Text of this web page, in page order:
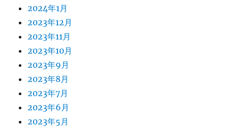
2024年1月
2023年12月
2023年11月
2023年10月
2023年9月
2023年8月
2023年7月
2023年6月
2023年5月